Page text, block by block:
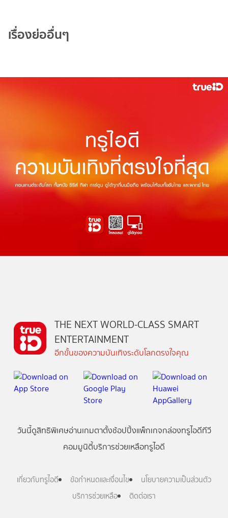
เรื่องย่ออื่นๆ
THE NEXT WORLD-CLASS SMART
ENTERTAINMENT
อีกขั้นของความบันเทิงระดับโลกตรงใจคุณ
วันนี้ดูสิทธิพิเศษอ่านเกมตาตั้งช้อปปิ้งแพ็กเกจกล่องทรูไอดีทีวี
คอมมูนิตี้บริการช่วยเหลือทรูไอดี
เกี่ยวกับทรูไอดี ข้อกำหนดและเงื่อนไข
นโยบายความเป็นส่วนตัว
บริการช่วยเหลือ
ติดต่อเรา